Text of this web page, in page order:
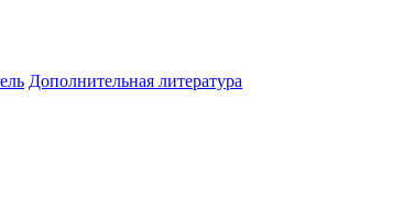
Дополнительная литература